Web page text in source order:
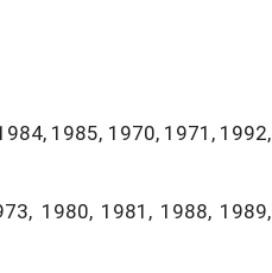
1985, 1970, 1971, 1992,
1980, 1981, 1988, 1989,